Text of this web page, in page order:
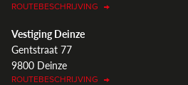
ROUTEBESCHRIJVING
Vestiging Deinze
Gentstraat 77
9800 Deinze
ROUTEBESCHRIJVING